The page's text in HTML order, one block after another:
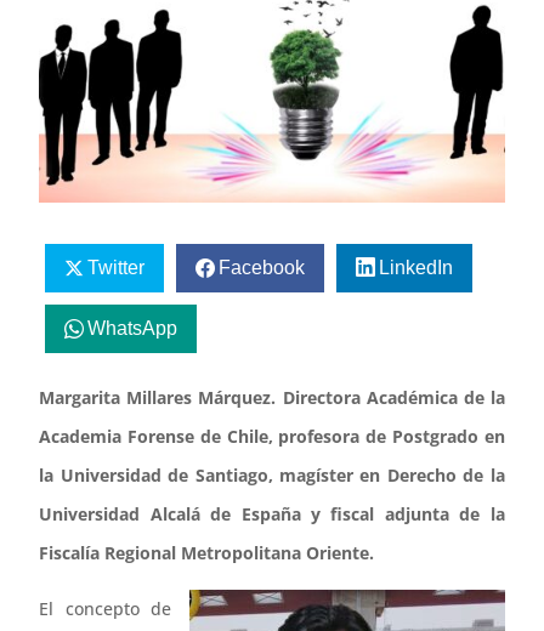
Twitter Facebook LinkedIn
WhatsApp
Margarita Millares Márquez. Directora Académica de la
Academia Forense de Chile, profesora de Postgrado en
la Universidad de Santiago, magíster en Derecho de la
Universidad Alcalá de España y fiscal adjunta de la
Fiscalía Regional Metropolitana Oriente.
El concepto de